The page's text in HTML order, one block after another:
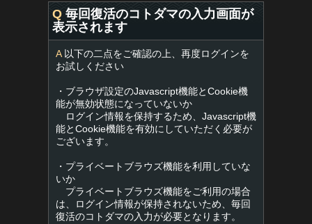
Q 毎回復活のコトダマの入力画面が
表示されます
A以下の二点をご確認の上、再度ログインを
お試しください
・ブラウザ設定のJavascript機能とCookie機
能が無効状態になっていないか
ログイン情報を保持するため、Javascript機
能とCookie機能を有効にしていただく必要が
ございます。
・プライベートブラウズ機能を利用していな
いか
プライベートブラウズ機能をご利用の場合
は、ログイン情報が保持されないため、毎回
復活のコトダマの入力が必要となります。